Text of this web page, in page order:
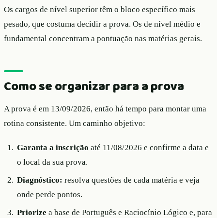
Os cargos de nível superior têm o bloco específico mais
pesado, que costuma decidir a prova. Os de nível médio e
fundamental concentram a pontuação nas matérias gerais.
Como se organizar para a prova
A prova é em 13/09/2026, então há tempo para montar uma
rotina consistente. Um caminho objetivo:
Garanta a inscrição até 11/08/2026 e confirme a data e
o local da sua prova.
Diagnóstico: resolva questões de cada matéria e veja
onde perde pontos.
Priorize a base de Português e Raciocínio Lógico e, para